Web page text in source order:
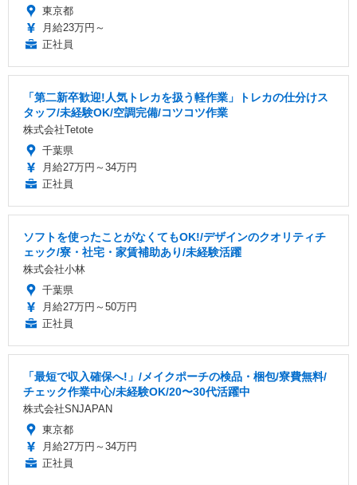
東京都
月給23万円～
正社員
「第二新卒歓迎!人気トレカを扱う軽作業」トレカの仕分けス
タッフ/未経験OK/空調完備/コツコツ作業
株式会社Tetote
千葉県
月給27万円～34万円
正社員
ソフトを使ったことがなくてもOK!/デザインのクオリティチ
ェック/寮・社宅・家賃補助あり/未経験活躍
株式会社小林
千葉県
月給27万円～50万円
正社員
「最短で収入確保へ!」/メイクポーチの検品・梱包/寮費無料/
チェック作業中心/未経験OK/20〜30代活躍中
株式会社SNJAPAN
東京都
月給27万円～34万円
正社員